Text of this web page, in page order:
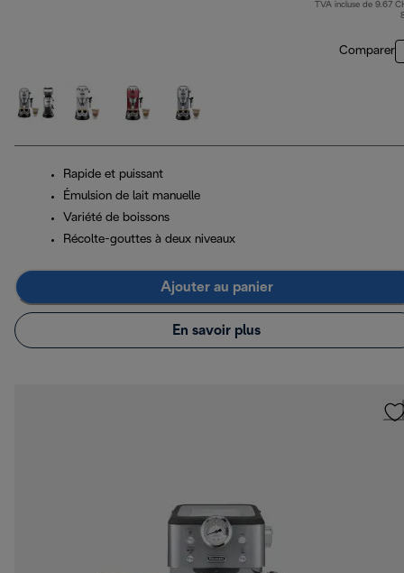
TVA incluse de 9.67
Comparer
Rapide et puissant
Émulsion de lait manuelle
Variété de boissons
Récolte-gouttes à deux niveaux
Ajouter au panier
En savoir plus